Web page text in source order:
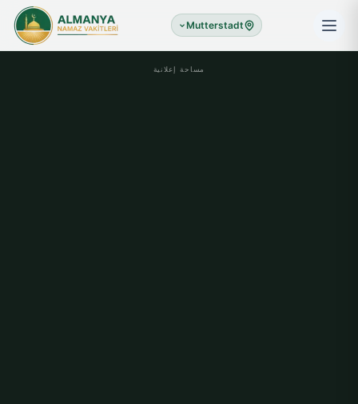
Mutterstadt
مساحة إعلانية